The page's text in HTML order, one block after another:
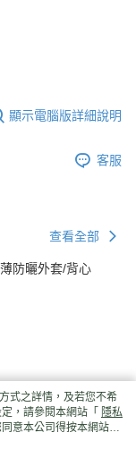
顯示電腦版詳細說明
客服
查看全部
防曬外套/背心
式之詳情，及若您不希
，請參閱本網站「 隱私
意本公司得按本網站使